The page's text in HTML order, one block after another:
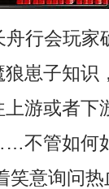
行会玩家
崽子知识
游或者下
不管如何
笑意询问